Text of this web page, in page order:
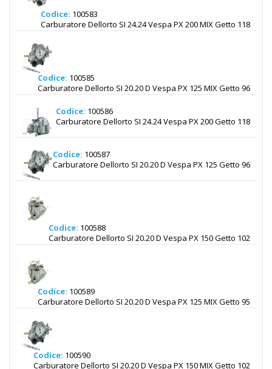
Codice: 100583
Carburatore Dellorto SI 24.24 Vespa PX 200 MIX Getto 118
Codice: 100585
Carburatore Dellorto SI 20.20 D Vespa PX 125 MIX Getto 96
Codice: 100586
Carburatore Dellorto SI 24.24 Vespa PX 200 Getto 118
Codice: 100587
Carburatore Dellorto SI 20.20 D Vespa PX 125 Getto 96
Codice: 100588
Carburatore Dellorto SI 20.20 D Vespa PX 150 Getto 102
Codice: 100589
Carburatore Dellorto SI 20.20 D Vespa PX 125 MIX Getto 95
Codice: 100590
Carburatore Dellorto SI 20.20 D Vespa PX 150 MIX Getto 102